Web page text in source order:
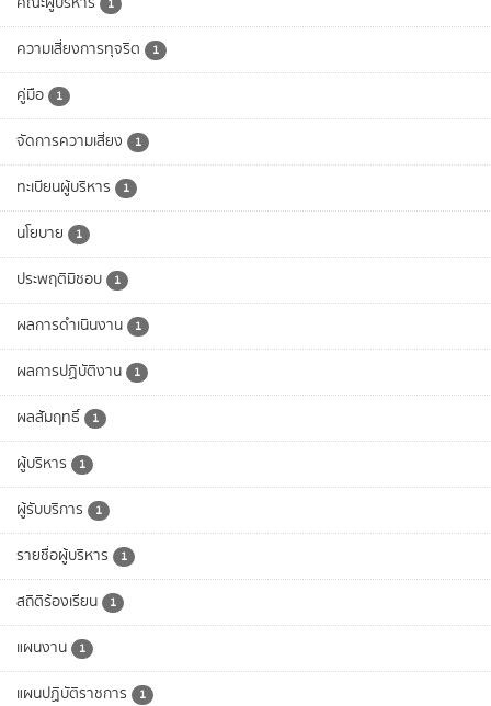
1
ความเสี่ยงการทุจริต 1
คู่มือ 1
จัดการความเสี่ยง 1
ทะเบียนผู้บริหาร 1
นโยบาย 1
ประพฤติมิชอบ 1
ผลการดำเนินงาน 1
ผลการปฏิบัติงาน 1
ผลสัมฤทธิ์ 1
ผู้บริหาร 1
ผู้รับบริการ 1
รายชื่อผู้บริหาร 1
สถิติร้องเรียน 1
แผนงาน 1
แผนปฏิบัติราชการ 1